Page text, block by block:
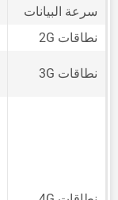
سرعة البيانات
نطاقات 2G
نطاقات 3G